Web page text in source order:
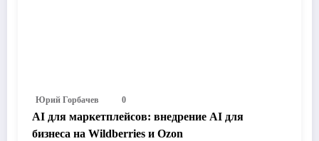
Юрий Горбачев 0
AI для маркетплейсов: внедрение AI для
бизнеса на Wildberries и Ozon